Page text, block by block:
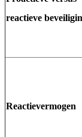
reactieve
Reactievermogen